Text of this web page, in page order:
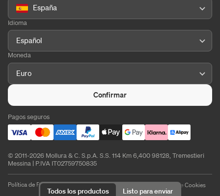
Todos los productos Listo para enviar
España
Idioma
Español
Moneda
Euro
Confirmar
Pagos seguros
© 2011-2026 Mollura & C. S.p.A. S.S. 114 Km 6,400 98128, Tremestieri
Messina | P.IVA IT02759750835
Política de PrivacidadPolítica de CookiesAviso Legal Preferencias de Cookies